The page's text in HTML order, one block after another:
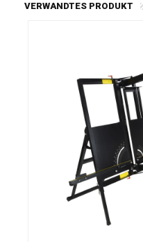
VERWANDTES PRODUKT